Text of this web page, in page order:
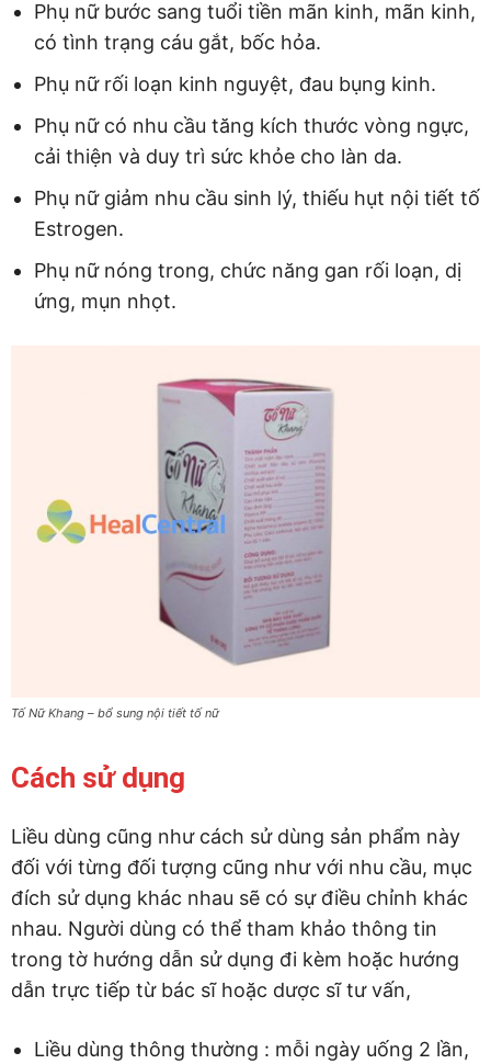
Phụ nữ bước sang tuổi tiền mãn kinh, mãn kinh,
có tình trạng cáu gắt, bốc hỏa.
Phụ nữ rối loạn kinh nguyệt, đau bụng kinh.
Phụ nữ có nhu cầu tăng kích thước vòng ngực,
cải thiện và duy trì sức khỏe cho làn da.
Phụ nữ giảm nhu cầu sinh lý, thiếu hụt nội tiết tố
Estrogen.
Phụ nữ nóng trong, chức năng gan rối loạn, dị
ứng, mụn nhọt.
Tố Nữ Khang – bổ sung nội tiết tố nữ
Cách sử dụng
Liều dùng cũng như cách sử dùng sản phẩm này
đối với từng đối tượng cũng như với nhu cầu, mục
đích sử dụng khác nhau sẽ có sự điều chỉnh khác
nhau. Người dùng có thể tham khảo thông tin
trong tờ hướng dẫn sử dụng đi kèm hoặc hướng
dẫn trực tiếp từ bác sĩ hoặc dược sĩ tư vấn,
Liều dùng thông thường : mỗi ngày uống 2 lần,